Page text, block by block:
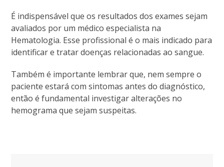
É indispensável que os resultados dos exames sejam
avaliados por um médico especialista na
Hematologia. Esse profissional é o mais indicado para
identificar e tratar doenças relacionadas ao sangue.
Também é importante lembrar que, nem sempre o
paciente estará com sintomas antes do diagnóstico,
então é fundamental investigar alterações no
hemograma que sejam suspeitas.